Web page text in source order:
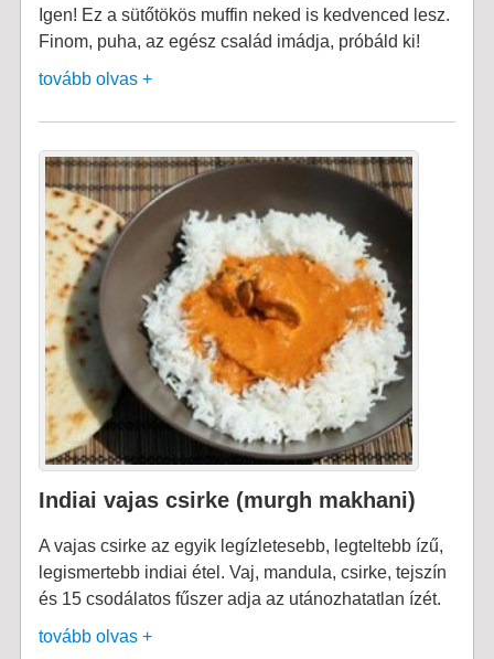
Igen! Ez a sütőtökös muffin neked is kedvenced lesz.
Finom, puha, az egész család imádja, próbáld ki!
tovább olvas +
Indiai vajas csirke (murgh makhani)
A vajas csirke az egyik legízletesebb, legteltebb ízű,
legismertebb indiai étel. Vaj, mandula, csirke, tejszín
és 15 csodálatos fűszer adja az utánozhatatlan ízét.
tovább olvas +